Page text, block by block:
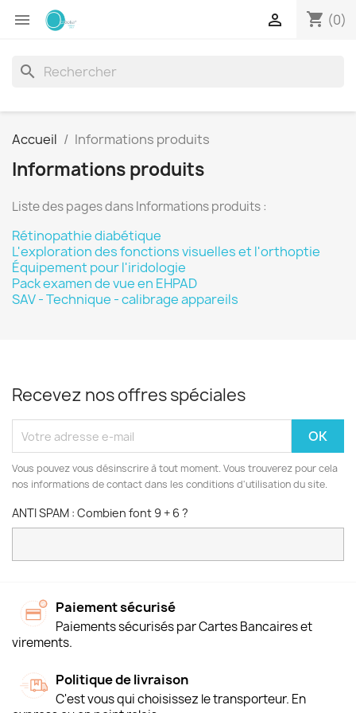
 shopping_cart (0)

search
Accueil Informations produits
Informations produits
Liste des pages dans Informations produits :
Rétinopathie diabétique
L'exploration des fonctions visuelles et l'orthoptie
Équipement pour l'iridologie
Pack examen de vue en EHPAD
SAV - Technique - calibrage appareils
Recevez nos offres spéciales
Vous pouvez vous désinscrire à tout moment. Vous trouverez pour cela
nos informations de contact dans les conditions d'utilisation du site.
ANTI SPAM : Combien font 9 + 6 ?
Paiement sécurisé
Paiements sécurisés par Cartes Bancaires et
virements.
Politique de livraison
C'est vous qui choisissez le transporteur. En